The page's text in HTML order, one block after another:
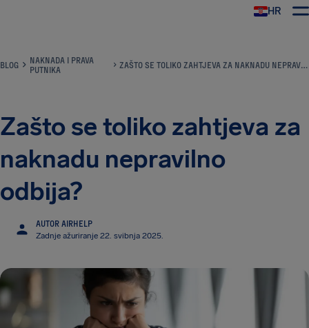
HR
BLOG
NAKNADA I PRAVA
PUTNIKA
ZAŠTO SE TOLIKO ZAHTJEVA ZA NAKNADU NEPRAVILNO ODBIJA?
Zašto se toliko zahtjeva za
naknadu nepravilno
odbija?
AUTOR AIRHELP
Zadnje ažuriranje 22. svibnja 2025.